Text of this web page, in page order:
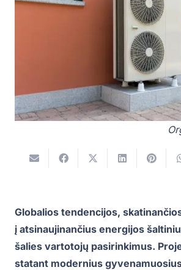
Globalios tendencijos,
į atsinaujinančius energijos
šalies vartotojų pasirinkimus.
statant modernius